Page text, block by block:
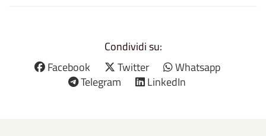
Condividi su:
Facebook
Twitter
Whatsapp
Telegram
LinkedIn